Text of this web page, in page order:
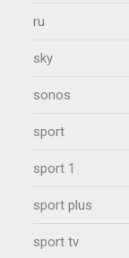
ru
sky
sonos
sport
sport 1
sport plus
sport tv